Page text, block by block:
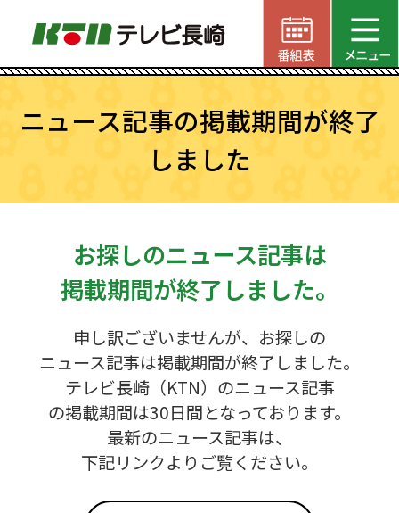
ニュース記事の掲載期間が終了
しました
お探しのニュース記事は
掲載期間が終了しました。
申し訳ございませんが、お探しの
ニュース記事は掲載期間が終了しました。
テレビ長崎（KTN）のニュース記事
の掲載期間は30日間となっております。
最新のニュース記事は、
下記リンクよりご覧ください。